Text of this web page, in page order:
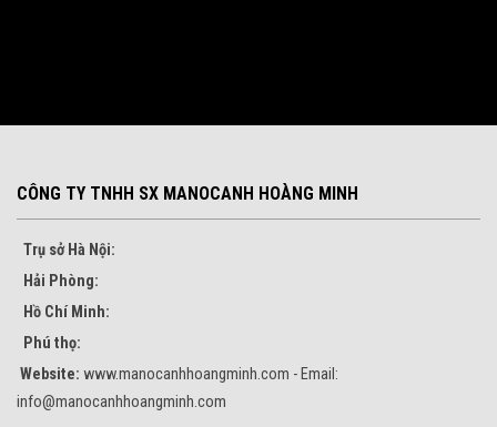
CÔNG TY TNHH SX MANOCANH HOÀNG MINH
Trụ sở Hà Nội:
Hải Phòng:
Hồ Chí Minh:
Phú thọ:
Website: www.manocanhhoangminh.com - Email:
info@manocanhhoangminh.com